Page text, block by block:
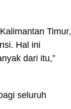
Timur,
Hal ini
dari itu,”
seluruh